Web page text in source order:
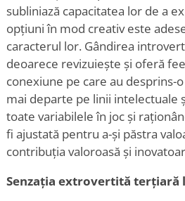
subliniază capacitatea lor de a
opțiuni în mod creativ este
caracterul lor. Gândirea
deoarece revizuiește și oferă
conexiune pe care au desprins-
mai departe pe linii intelectuale
toate variabilele în joc și
fi ajustată pentru a-și păstra
contribuția valoroasă și
Senzația extrovertită terțiară